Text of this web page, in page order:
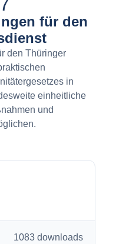
für den
den Thüringer
in
einheitliche
und
1083 downloads